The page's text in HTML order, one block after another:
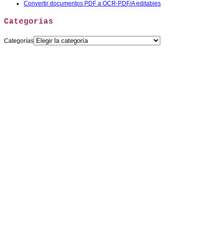
Convertir documentos PDF a OCR-PDF/A editables
Categorías
Categorías